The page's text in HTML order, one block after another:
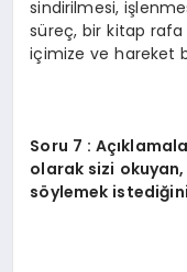
sindirilmesi,
süreç, bir kitap rafa
içimize ve hareket
Soru 7 :
olarak sizi
söylemek